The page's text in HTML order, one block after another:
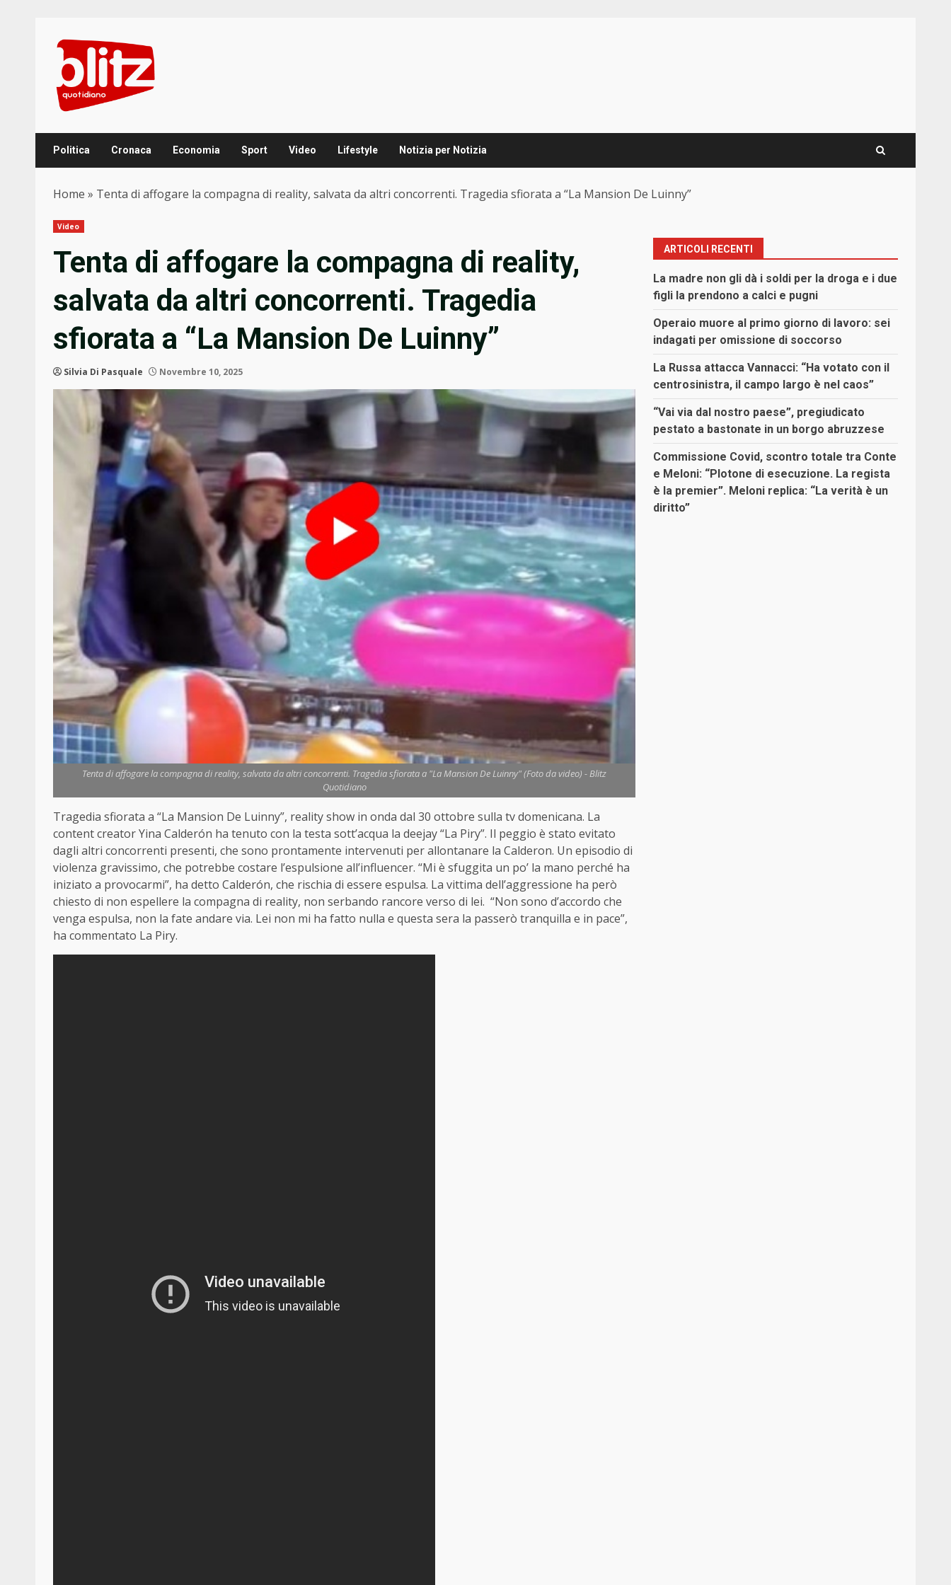
content
Politica Cronaca Economia Sport Video Lifestyle Notizia per Notizia
Home » Tenta di affogare la compagna di reality, salvata da altri concorrenti. Tragedia sfiorata a “La Mansion De Luinny”
Video
Tenta di affogare la compagna di reality,
salvata da altri concorrenti. Tragedia
sfiorata a “La Mansion De Luinny”
Silvia Di Pasquale Novembre 10, 2025
Tenta di affogare la compagna di reality, salvata da altri concorrenti. Tragedia sfiorata a "La Mansion De Luinny" (Foto da video) - Blitz
Quotidiano
Tragedia sfiorata a “La Mansion De Luinny”, reality show in onda dal 30 ottobre sulla tv domenicana. La
content creator Yina Calderón ha tenuto con la testa sott’acqua la deejay “La Piry”. Il peggio è stato evitato
dagli altri concorrenti presenti, che sono prontamente intervenuti per allontanare la Calderon. Un episodio di
violenza gravissimo, che potrebbe costare l’espulsione all’influencer. “Mi è sfuggita un po’ la mano perché ha
iniziato a provocarmi”, ha detto Calderón, che rischia di essere espulsa. La vittima dell’aggressione ha però
chiesto di non espellere la compagna di reality, non serbando rancore verso di lei. “Non sono d’accordo che
venga espulsa, non la fate andare via. Lei non mi ha fatto nulla e questa sera la passerò tranquilla e in pace”,
ha commentato La Piry.
ARTICOLI RECENTI
La madre non gli dà i soldi per la droga e i due
figli la prendono a calci e pugni
Operaio muore al primo giorno di lavoro: sei
indagati per omissione di soccorso
La Russa attacca Vannacci: “Ha votato con il
centrosinistra, il campo largo è nel caos”
“Vai via dal nostro paese”, pregiudicato
pestato a bastonate in un borgo abruzzese
Commissione Covid, scontro totale tra Conte
e Meloni: “Plotone di esecuzione. La regista
è la premier”. Meloni replica: “La verità è un
diritto”